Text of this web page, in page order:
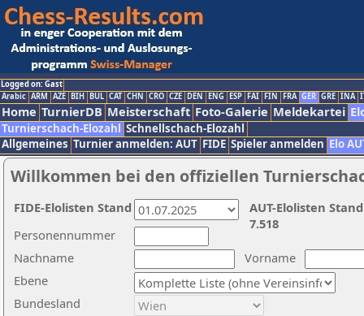
Logged on: Gast
Arabic ARM AZE BIH BUL CAT CHN CRO CZE DEN ENG ESP FAI FIN FRA GER GRE INA
Home TurnierDB Meisterschaft Foto-Galerie Meldekartei
Turnierschach-Elozahl Schnellschach-Elozahl
Allgemeines Turnier anmelden: AUT FIDE Spieler anmelden Elo
Willkommen bei den offiziellen
Nachname
Vorname
Ebene
Personennummer
Bundesland
AUT-Elolisten
7.518
FIDE-Elolisten Stand